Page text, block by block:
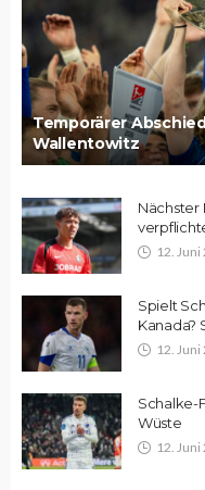
Temporärer
Wallentowitz
Nächster
12. Juni
Spielt
Kanada?
12. Juni
Schalke-
Wüste
12. Juni